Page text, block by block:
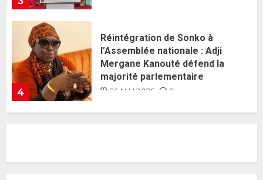
5
Guy Marius Sagna inquiet après la
nomination d’Al Aminou Lo : «
J’espère me tromper »
26 MAI 2026 0